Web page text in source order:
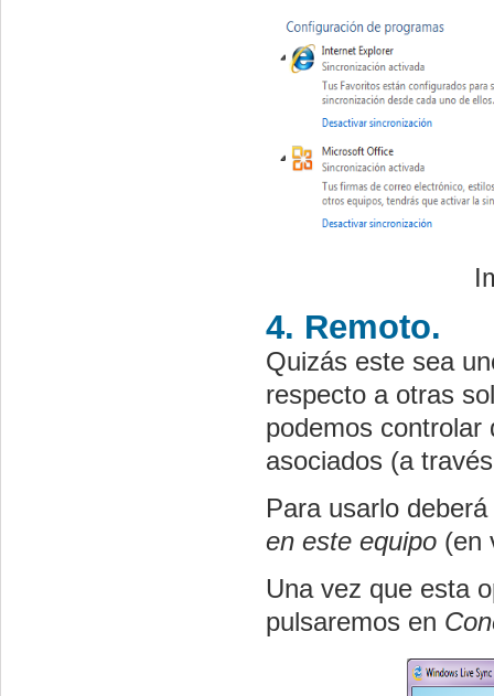
4. Remoto.
Quizás este sea
respecto a otras
podemos controlar
asociados (a
Para usarlo
en este equipo (en
Una vez que esta
pulsaremos en